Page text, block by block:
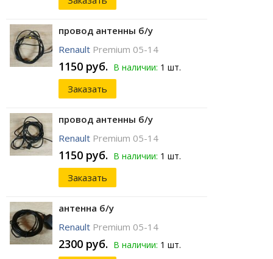
провод антенны б/у
Renault Premium 05-14
1150 руб. В наличии: 1 шт.
Заказать
провод антенны б/у
Renault Premium 05-14
1150 руб. В наличии: 1 шт.
Заказать
антенна б/у
Renault Premium 05-14
2300 руб. В наличии: 1 шт.